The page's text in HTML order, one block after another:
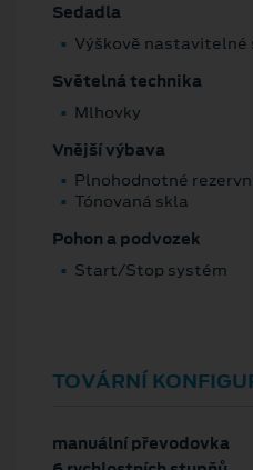
Sedadla
Výškově nastavitelné
Světelná technika
Mlhovky
Vnější výbava
Plnohodnotné
Tónovaná skla
Pohon a podvozek
Start/Stop systém
TOVÁRNÍ
manuální převodovka